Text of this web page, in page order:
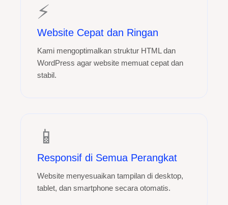
⚡
Website Cepat dan Ringan
Kami mengoptimalkan struktur HTML dan
WordPress agar website memuat cepat dan
stabil.
📱
Responsif di Semua Perangkat
Website menyesuaikan tampilan di desktop,
tablet, dan smartphone secara otomatis.